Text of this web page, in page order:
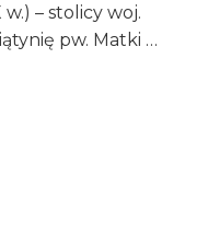
– stolicy woj.
pw. Matki …